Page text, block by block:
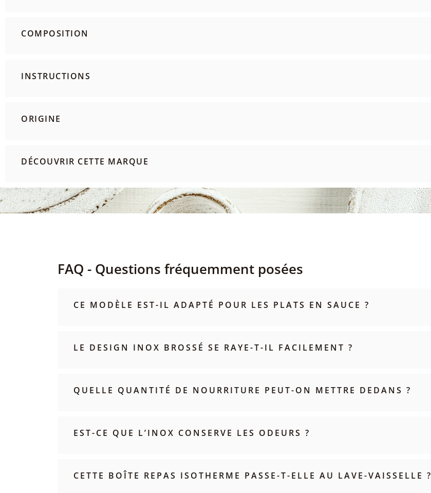
COMPOSITION
INSTRUCTIONS
ORIGINE
DÉCOUVRIR CETTE MARQUE
FAQ - Questions fréquemment posées
CE MODÈLE EST-IL ADAPTÉ POUR LES PLATS EN SAUCE ?
LE DESIGN INOX BROSSÉ SE RAYE-T-IL FACILEMENT ?
QUELLE QUANTITÉ DE NOURRITURE PEUT-ON METTRE DEDANS ?
EST-CE QUE L’INOX CONSERVE LES ODEURS ?
CETTE BOÎTE REPAS ISOTHERME PASSE-T-ELLE AU LAVE-VAISSELLE ?